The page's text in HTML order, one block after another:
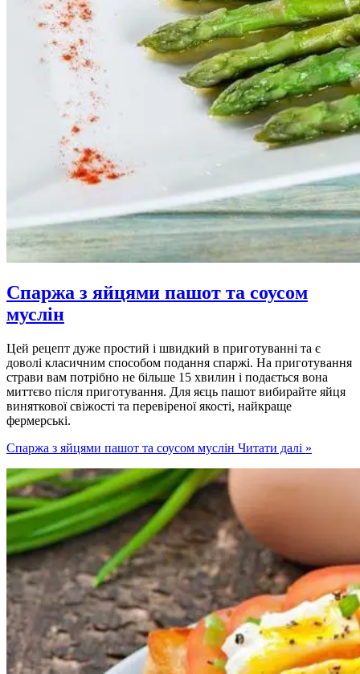
Спаржа з яйцями пашот та соусом
муслін
Цей рецепт дуже простий і швидкий в приготуванні та є
доволі класичним способом подання спаржі. На приготування
страви вам потрібно не більше 15 хвилин і подається вона
миттєво після приготування. Для яєць пашот вибирайте яйця
виняткової свіжості та перевіреної якості, найкраще
фермерські.
Спаржа з яйцями пашот та соусом муслін Читати далі »